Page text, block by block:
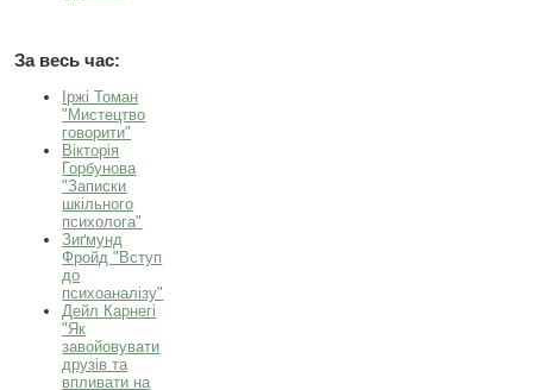
За весь час:
Іржі Томан
"Мистецтво
говорити"
Вікторія
Горбунова
"Записки
шкільного
психолога"
Зиґмунд
Фройд "Вступ
до
психоаналізу"
Дейл Карнегі
"Як
завойовувати
друзів та
впливати на